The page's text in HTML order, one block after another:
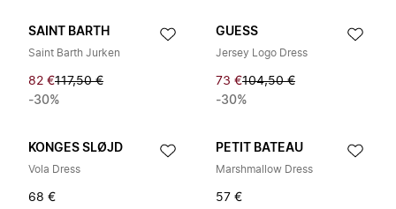
SAINT BARTH
Saint Barth Jurken
82 €117,50 €
-30%
GUESS
Jersey Logo Dress
73 €104,50 €
-30%
KONGES SLØJD
Vola Dress
68 €
PETIT BATEAU
Marshmallow Dress
57 €